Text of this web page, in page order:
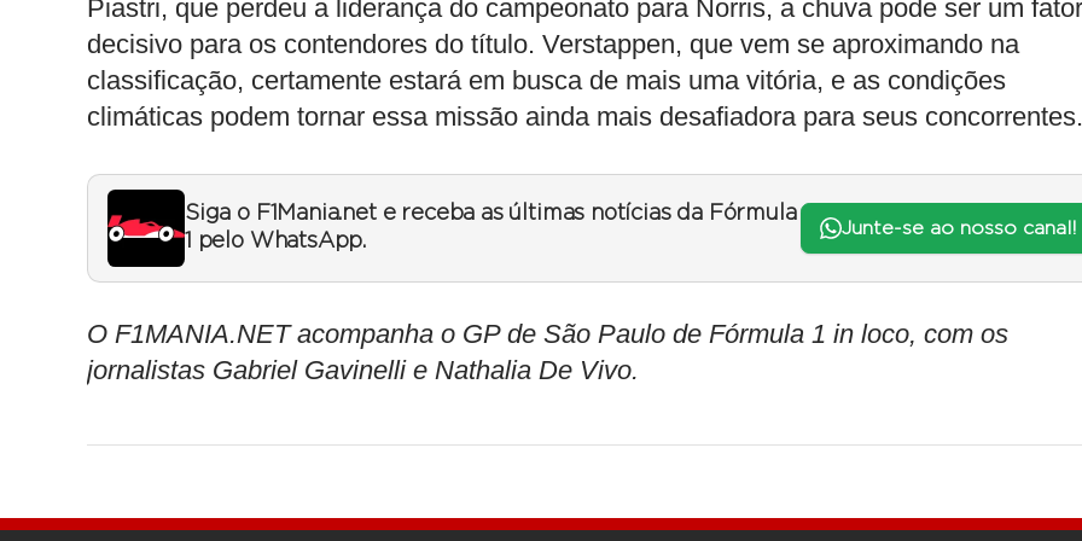
Piastri, que perdeu a liderança do campeonato para Norris, a chuva pode ser um fator
decisivo para os contendores do título. Verstappen, que vem se aproximando na
classificação, certamente estará em busca de mais uma vitória, e as condições
climáticas podem tornar essa missão ainda mais desafiadora para seus concorrentes.
Siga o F1Mania.net e receba as últimas notícias da Fórmula
1 pelo WhatsApp.
Junte-se ao nosso canal!
O F1MANIA.NET acompanha o GP de São Paulo de Fórmula 1 in loco, com os
jornalistas Gabriel Gavinelli e Nathalia De Vivo.